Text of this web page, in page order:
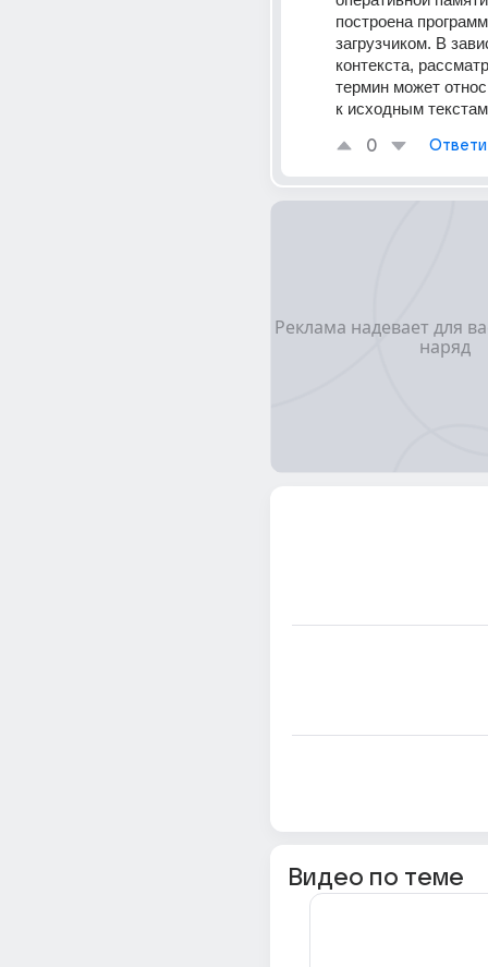
построена
загрузчиком. В
контекста,
термин может
к исходным
0
Видео по теме